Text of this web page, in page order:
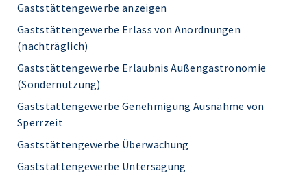
Gaststättengewerbe anzeigen
Gaststättengewerbe Erlass von Anordnungen
(nachträglich)
Gaststättengewerbe Erlaubnis Außengastronomie
(Sondernutzung)
Gaststättengewerbe Genehmigung Ausnahme von
Sperrzeit
Gaststättengewerbe Überwachung
Gaststättengewerbe Untersagung